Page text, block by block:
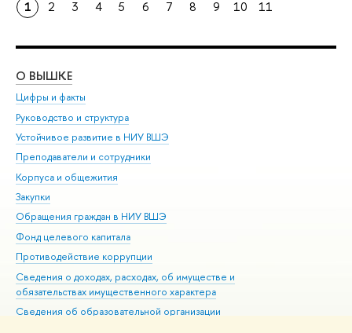
1 2 3 4 5 6 7 8 9 10 11
О ВЫШКЕ
Цифры и факты
Руководство и структура
Устойчивое развитие в НИУ ВШЭ
Преподаватели и сотрудники
Корпуса и общежития
Закупки
Обращения граждан в НИУ ВШЭ
Фонд целевого капитала
Противодействие коррупции
Сведения о доходах, расходах, об имуществе и
обязательствах имущественного характера
Сведения об образовательной организации